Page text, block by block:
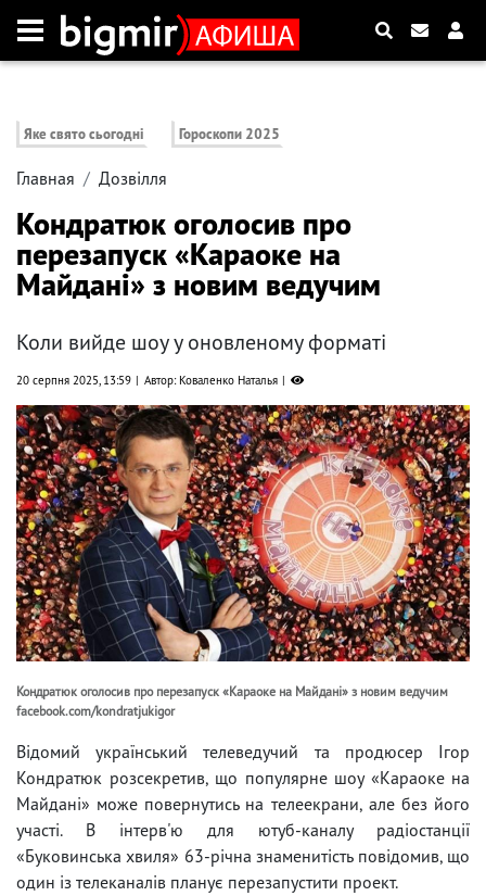
Яке свято сьогодні Гороскопи 2025
Главная Дозвілля
Кондратюк оголосив про
перезапуск «Караоке на
Майдані» з новим ведучим
Коли вийде шоу у оновленому форматі
20 серпня 2025, 13:59 Автор: Коваленко Наталья
Кондратюк оголосив про перезапуск «Караоке на Майдані» з новим ведучим
facebook.com/kondratjukigor
Відомий український телеведучий та продюсер Ігор
Кондратюк розсекретив, що популярне шоу «Караоке на
Майдані» може повернутись на телеекрани, але без його
участі. В інтерв'ю для ютуб-каналу радіостанції
«Буковинська хвиля» 63-річна знаменитість повідомив, що
один із телеканалів планує перезапустити проект.